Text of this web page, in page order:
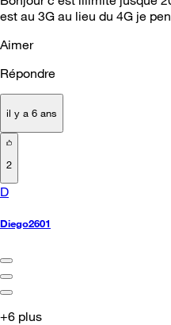
est au 3G au lieu du 4G je
Aimer
Répondre
il y a 6 ans
2
D
Diego2601
+6 plus